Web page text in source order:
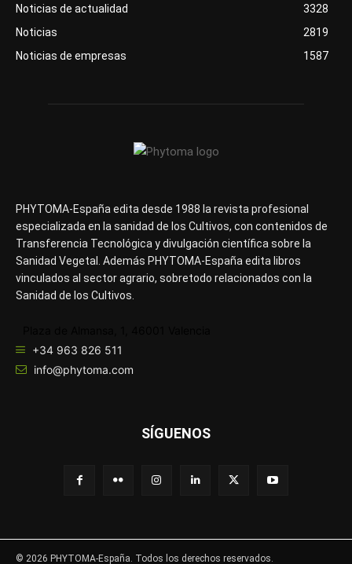
Noticias de actualidad
3328
Noticias
2819
Noticias de empresas
1587
PHYTOMA-España edita desde 1988 la revista profesional
especializada en la sanidad de los Cultivos, con contenidos de
Transferencia Tecnológica y divulgación científica sobre la
Sanidad Vegetal. Además PHYTOMA-España edita libros
vinculados al sector agrario, sobretodo relacionados con la
Sanidad de los Cultivos.
+34 963 826 511
info@phytoma.com
SÍGUENOS
© 2026 PHYTOMA-España. Todos los derechos reservados.